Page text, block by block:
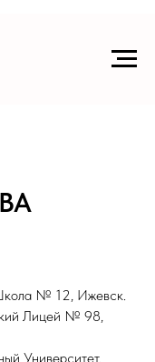
№ 12, Ижевск.
Лицей № 98,
Университет,